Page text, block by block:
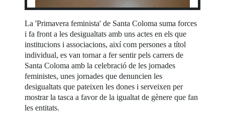
La 'Primavera feminista' de Santa Coloma suma forces
i fa front a les desigualtats amb uns actes en els que
institucions i associacions, així com persones a títol
individual, es van tornar a fer sentir pels carrers de
Santa Coloma amb la celebració de les jornades
feministes, unes jornades que denuncien les
desigualtats que pateixen les dones i serveixen per
mostrar la tasca a favor de la igualtat de gènere que fan
les entitats.